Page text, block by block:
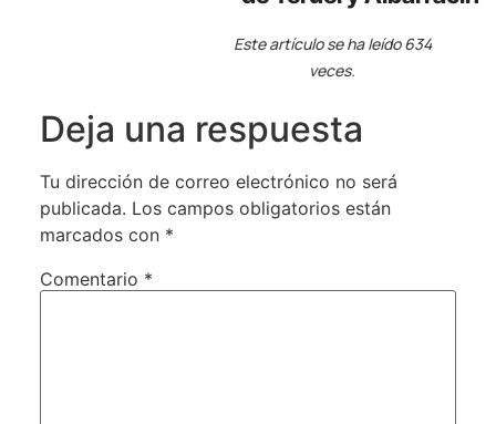
Este artículo se ha leído 634
veces.
Deja una respuesta
Tu dirección de correo electrónico no será
publicada. Los campos obligatorios están
marcados con *
Comentario *